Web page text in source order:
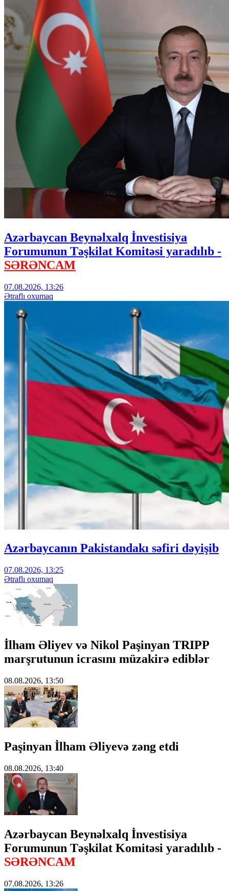
Azərbaycan Beynəlxalq İnvestisiya
Forumunun Təşkilat Komitəsi yaradılıb -
SƏRƏNCAM
07.08.2026, 13:26
Ətraflı oxumaq
Azərbaycanın Pakistandakı səfiri dəyişib
07.08.2026, 13:25
Ətraflı oxumaq
İlham Əliyev və Nikol Paşinyan TRIPP
marşrutunun icrasını müzakirə ediblər
08.08.2026, 13:50
Paşinyan İlham Əliyevə zəng etdi
08.08.2026, 13:40
Azərbaycan Beynəlxalq İnvestisiya
Forumunun Təşkilat Komitəsi yaradılıb -
SƏRƏNCAM
07.08.2026, 13:26